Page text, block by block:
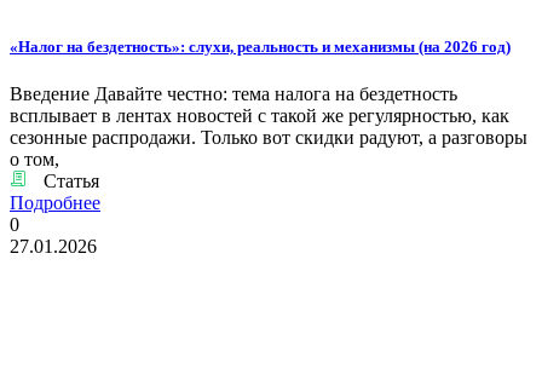
«Налог на бездетность»: слухи, реальность и механизмы (на 2026 год)
Введение Давайте честно: тема налога на бездетность
всплывает в лентах новостей с такой же регулярностью, как
сезонные распродажи. Только вот скидки радуют, а разговоры
о том,
Статья
Подробнее
0
27.01.2026